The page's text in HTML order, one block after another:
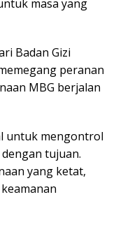
masa yang
Badan Gizi
peranan
MBG berjalan
untuk mengontrol
tujuan.
yang ketat,